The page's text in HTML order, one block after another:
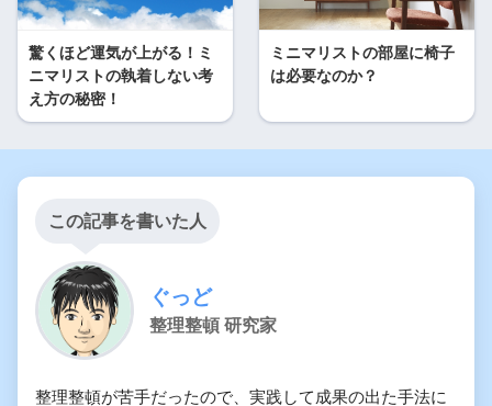
驚くほど運気が上がる！ミ
ニマリストの執着しない考
え方の秘密！
ミニマリストの部屋に椅子
は必要なのか？
この記事を書いた人
ぐっど
整理整頓 研究家
整理整頓が苦手だったので、実践して成果の出た手法に